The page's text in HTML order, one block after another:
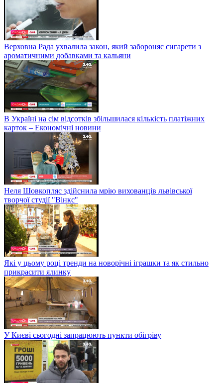
Верховна Рада ухвалила закон, який забороняє сигарети з
ароматичними добавками та кальяни
В Україні на сім відсотків збільшилася кількість платіжних
карток – Економічні новини
Неля Шовкопляс здійснила мрію вихованців львівської
творчої студії "Вінкс"
Які у цьому році тренди на новорічні іграшки та як стильно
прикрасити ялинку
У Києві сьогодні запрацюють пункти обігріву